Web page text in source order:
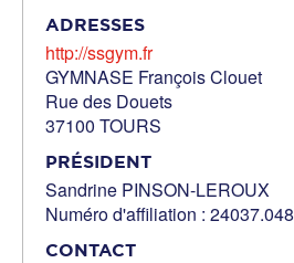
ADRESSES
http://ssgym.fr
GYMNASE François Clouet
Rue des Douets
37100 TOURS
PRÉSIDENT
Sandrine PINSON-LEROUX
Numéro d'affiliation : 24037.048
CONTACT